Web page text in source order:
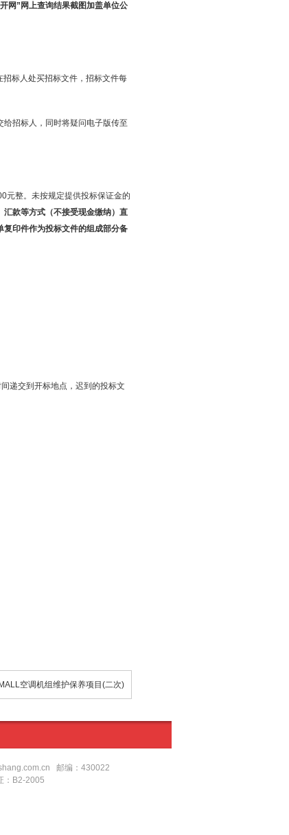
网”网上查询结果截图加盖单位公
标人处买招标文件，招标文件每
招标人，同时将疑问电子版传至
元整。未按规定提供投标保证金的
汇款等方式（不接受现金缴纳）直
印件作为投标文件的组成部分备
递交到开标地点，迟到的投标文
空调机组维护保养项目(二次)
邮编：430022
：B2-2005